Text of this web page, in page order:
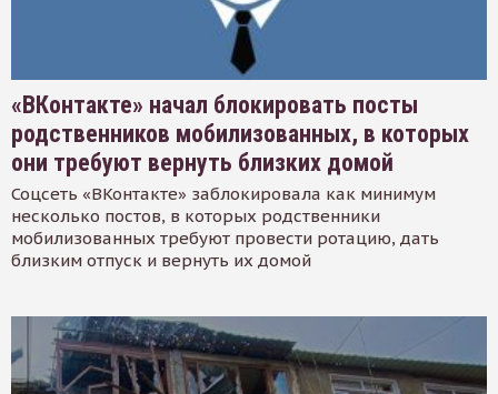
«ВКонтакте» начал блокировать посты
родственников мобилизованных, в которых
они требуют вернуть близких домой
Соцсеть «ВКонтакте» заблокировала как минимум
несколько постов, в которых родственники
мобилизованных требуют провести ротацию, дать
близким отпуск и вернуть их домой